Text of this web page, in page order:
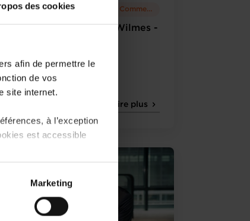
des cookies
afin de permettre le
de vos
site internet.
à l’exception
est accessible
sur les réseaux
être affectées en
Marketing
Chambre de Commerce
Corner 15 - André Wilmes -
Lire plus